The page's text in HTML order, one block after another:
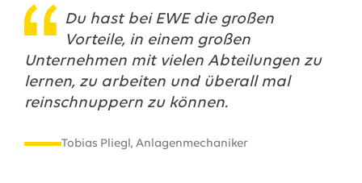
Du hast bei EWE die großen
Vorteile, in einem großen
Unternehmen mit vielen Abteilungen zu
lernen, zu arbeiten und überall mal
reinschnuppern zu können.
Tobias Pliegl, Anlagenmechaniker